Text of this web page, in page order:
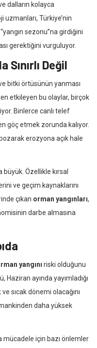
dalların kolayca
Türkiye’nin
sezonu”na girdiğini
gerektiğini vurguluyor.
Değil
bitki örtüsünün yanması
etkileyen bu olaylar, birçok
Binlerce canlı telef
göç etmek zorunda kalıyor.
bozarak erozyona açık hale
Özellikle kırsal
ve geçim kaynaklarını
çıkan orman yangınları,
darbe almasına
yangını riski olduğunu
ayında yayımladığı
sıcak dönemi olacağını
daha yüksek
mücadele için bazı önlemler